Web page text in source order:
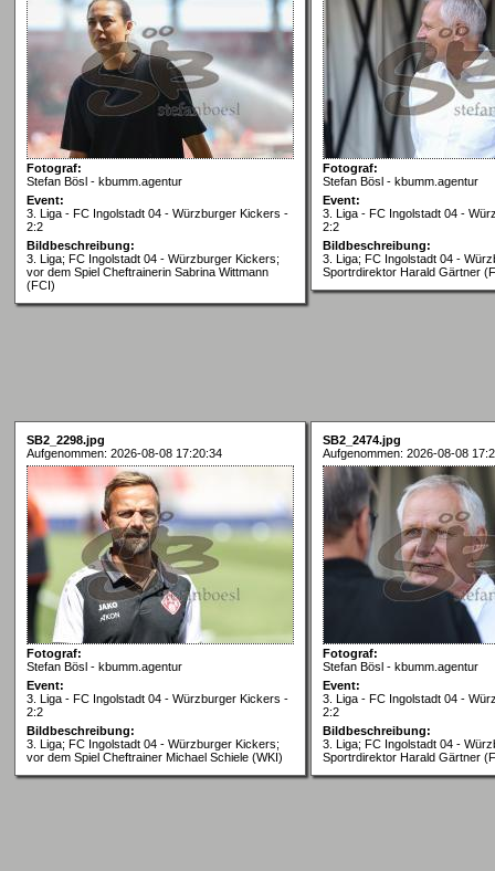
Fotograf:
Stefan Bösl - kbumm.agentur
Event:
3. Liga - FC Ingolstadt 04 - Würzburger Kickers -
2:2
Bildbeschreibung:
3. Liga; FC Ingolstadt 04 - Würzburger Kickers;
vor dem Spiel Cheftrainerin Sabrina Wittmann
(FCI)
Fotograf:
Stefan Bösl - kbumm.agentur
Event:
3. Liga - FC Ingolstadt 04 -
2:2
Bildbeschreibung:
3. Liga; FC Ingolstadt 04 -
Sportrdirektor Harald Gärtner
SB2_2298.jpg
Aufgenommen: 2026-08-08 17:20:34
Fotograf:
Stefan Bösl - kbumm.agentur
Event:
3. Liga - FC Ingolstadt 04 - Würzburger Kickers -
2:2
Bildbeschreibung:
3. Liga; FC Ingolstadt 04 - Würzburger Kickers;
vor dem Spiel Cheftrainer Michael Schiele (WKI)
SB2_2474.jpg
Aufgenommen: 2026-08-08
Fotograf:
Stefan Bösl - kbumm.agentur
Event:
3. Liga - FC Ingolstadt 04 -
2:2
Bildbeschreibung:
3. Liga; FC Ingolstadt 04 -
Sportrdirektor Harald Gärtner